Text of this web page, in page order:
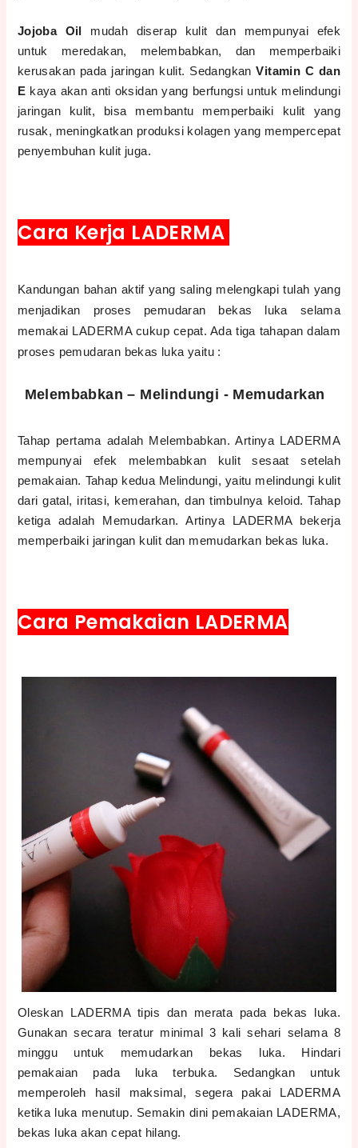
Jojoba Oil mudah diserap kulit dan mempunyai efek
untuk meredakan, melembabkan, dan memperbaiki
kerusakan pada jaringan kulit. SedangkanVitamin C dan
E kaya akan anti oksidan yang berfungsi untuk melindungi
jaringan kulit, bisa membantu memperbaiki kulit yang
rusak, meningkatkan produksi kolagen yang mempercepat
penyembuhan kulit juga.
Cara Kerja LADERMA
Kandungan bahan aktif yang saling melengkapi tulah yang
menjadikan proses pemudaran bekas luka selama
memakai LADERMA cukup cepat. Ada tiga tahapan dalam
proses pemudaran bekas luka yaitu :
Melembabkan – Melindungi - Memudarkan
Tahap pertama adalah Melembabkan. Artinya LADERMA
mempunyai efek melembabkan kulit sesaat setelah
pemakaian. Tahap kedua Melindungi, yaitu melindungi kulit
dari gatal, iritasi, kemerahan, dan timbulnya keloid. Tahap
ketiga adalah Memudarkan. Artinya LADERMA bekerja
memperbaiki jaringan kulit dan memudarkan bekas luka.
Cara Pemakaian LADERMA
Oleskan LADERMA tipis dan merata pada bekas luka.
Gunakan secara teratur minimal 3 kali sehari selama 8
minggu untuk memudarkan bekas luka. Hindari
pemakaian pada luka terbuka. Sedangkan untuk
memperoleh hasil maksimal, segera pakai LADERMA
ketika luka menutup. Semakin dini pemakaian LADERMA,
bekas luka akan cepat hilang.